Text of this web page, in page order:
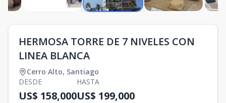
HERMOSA TORRE DE 7 NIVELES CON
LINEA BLANCA
Cerro Alto, Santiago
DESDE
US$ 158,000
HASTA
US$ 199,000